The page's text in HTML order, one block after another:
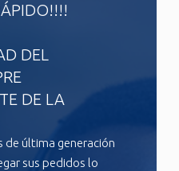
DEL
DE LA
última generación
sus pedidos lo